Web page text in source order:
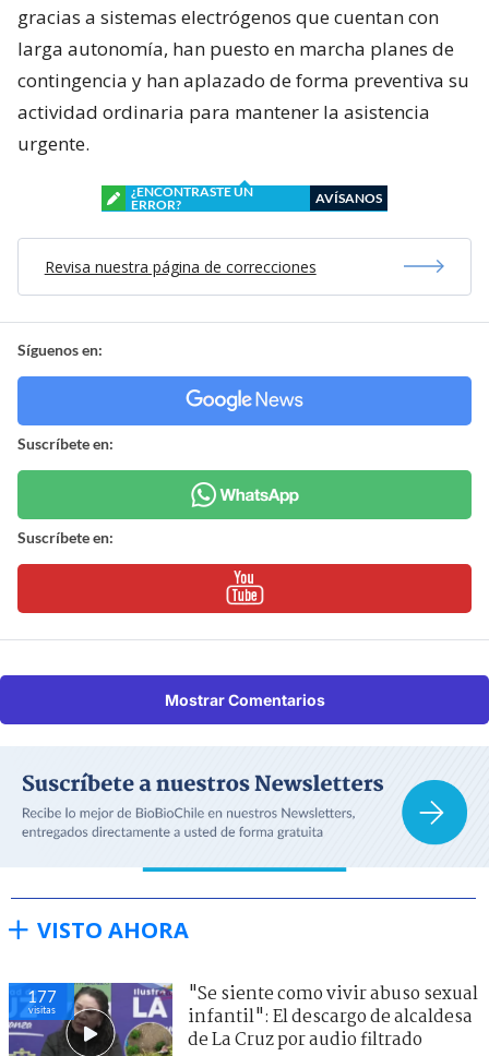
gracias a sistemas electrógenos que cuentan con
larga autonomía, han puesto en marcha planes de
contingencia y han aplazado de forma preventiva su
actividad ordinaria para mantener la asistencia
urgente.
¿ENCONTRASTE UN
ERROR?
AVÍSANOS
Revisa nuestra página de correcciones
Síguenos en:
Suscríbete en:
Suscríbete en:
Mostrar Comentarios
VISTO AHORA
177
visitas
"Se siente como vivir abuso sexual
infantil": El descargo de alcaldesa
de La Cruz por audio filtrado